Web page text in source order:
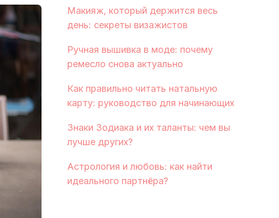
Макияж, который держится весь
день: секреты визажистов
Ручная вышивка в моде: почему
ремесло снова актуально
Как правильно читать натальную
карту: руководство для начинающих
Знаки Зодиака и их таланты: чем вы
лучше других?
Астрология и любовь: как найти
идеального партнёра?